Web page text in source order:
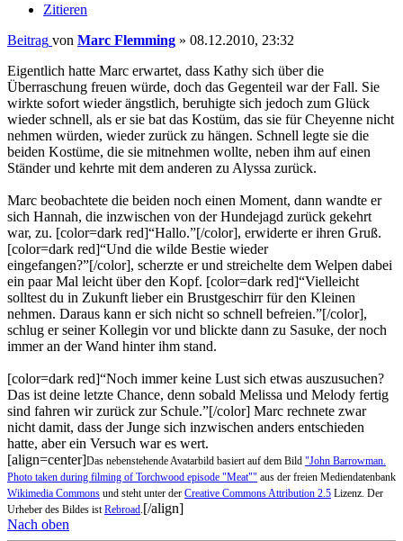
Zitieren
Beitrag von Marc Flemming » 08.12.2010, 23:32
Eigentlich hatte Marc erwartet, dass Kathy sich über die
Überraschung freuen würde, doch das Gegenteil war der Fall. Sie
wirkte sofort wieder ängstlich, beruhigte sich jedoch zum Glück
wieder schnell, als er sie bat das Kostüm, das sie für Cheyenne nicht
nehmen würden, wieder zurück zu hängen. Schnell legte sie die
beiden Kostüme, die sie mitnehmen wollte, neben ihm auf einen
Ständer und kehrte mit dem anderen zu Alyssa zurück.
Marc beobachtete die beiden noch einen Moment, dann wandte er
sich Hannah, die inzwischen von der Hundejagd zurück gekehrt
war, zu. [color=dark red]“Hallo.”[/color], erwiderte er ihren Gruß.
[color=dark red]“Und die wilde Bestie wieder
eingefangen?”[/color], scherzte er und streichelte dem Welpen dabei
ein paar Mal leicht über den Kopf. [color=dark red]“Vielleicht
solltest du in Zukunft lieber ein Brustgeschirr für den Kleinen
nehmen. Daraus kann er sich nicht so schnell befreien.”[/color],
schlug er seiner Kollegin vor und blickte dann zu Sasuke, der noch
immer an der Wand hinter ihm stand.
[color=dark red]“Noch immer keine Lust sich etwas auszusuchen?
Das ist deine letzte Chance, denn sobald Melissa und Melody fertig
sind fahren wir zurück zur Schule.”[/color] Marc rechnete zwar
nicht damit, dass der Junge sich inzwischen anders entschieden
hatte, aber ein Versuch war es wert.
[align=center]Das nebenstehende Avatarbild basiert auf dem Bild "John Barrowman.
Photo taken during filming of Torchwood episode "Meat"" aus der freien Mediendatenbank
Wikimedia Commons und steht unter der Creative Commons Attribution 2.5 Lizenz. Der
Urheber des Bildes ist Rebroad [/align]
Nach oben